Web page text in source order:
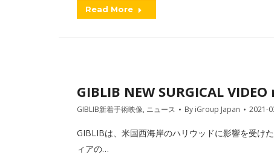
Read More
GIBLIB NEW SURGICAL
GIBLIB新着手術映像, ニュース By iGroup Japan 2021-
GIBLIBは、米国西海岸のハリウッドに影響を受け
ィアの…